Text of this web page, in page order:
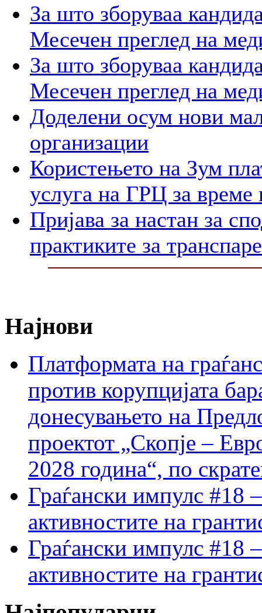
За што зборуваа
Месечен преглед на
За што зборуваа
Месечен преглед на
Доделени осум нови
организации
Користењето на Зум
услуга на ГРЦ за време
Пријава за настан за
практиките за
Најнови
Платформата на
против корупцијата
донесувањето на
проектот „Скопје –
2028 година“, по
Граѓански импулс #18
активностите на
Граѓански импулс #18
активностите на